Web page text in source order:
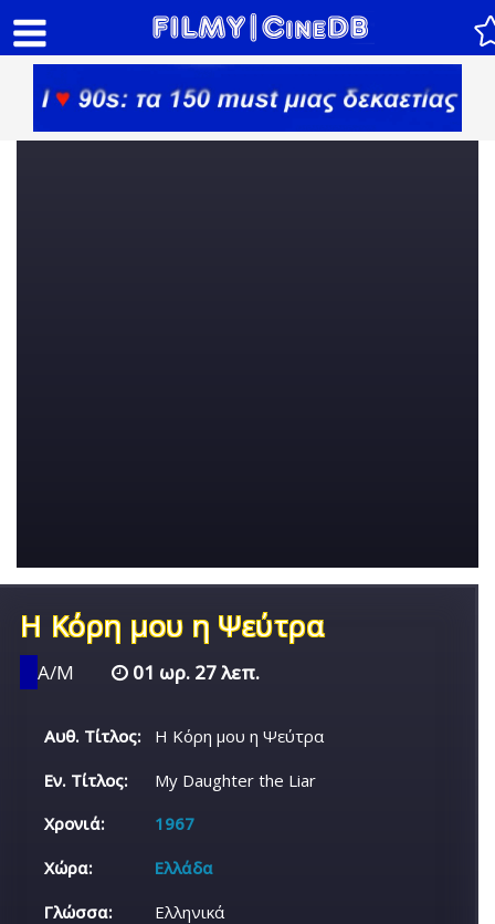
Η Κόρη μου η Ψεύτρα
Α/Μ 01 ωρ. 27 λεπ.
Αυθ. Τίτλος:
Η Κόρη μου η Ψεύτρα
Εν. Τίτλος:
My Daughter the Liar
Χρονιά:
1967
Χώρα:
Ελλάδα
Γλώσσα:
Ελληνικά